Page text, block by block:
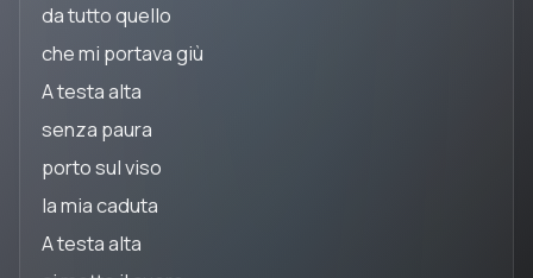
da tutto quello
che mi portava giù
A testa alta
senza paura
porto sul viso
la mia caduta
A testa alta